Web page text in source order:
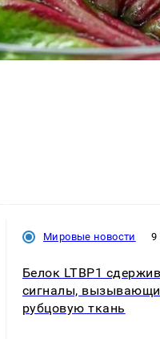
Мировые новости 9
Белок LTBP1
сигналы,
рубцовую ткань